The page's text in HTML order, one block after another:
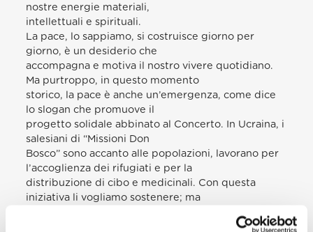
nostre energie materiali,
intellettuali e spirituali.
La pace, lo sappiamo, si costruisce giorno per
giorno, è un desiderio che
accompagna e motiva il nostro vivere quotidiano.
Ma purtroppo, in questo momento
storico, la pace è anche un’emergenza, come dice
lo slogan che promuove il
progetto solidale abbinato al Concerto. In Ucraina, i
salesiani di “Missioni Don
Bosco” sono accanto alle popolazioni, lavorano per
l’accoglienza dei rifugiati e per la
distribuzione di cibo e medicinali. Con questa
iniziativa li vogliamo sostenere; ma